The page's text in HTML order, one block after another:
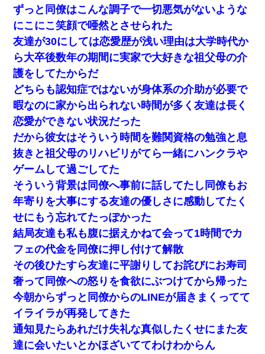
ずっと同僚はこんな調子で一切悪気がないような
にこにこ笑顔で唖然とさせられた
友達が30にしては恋愛歴が浅い理由は大学時代か
ら大卒後数年の期間に実家で大好きな祖父母の介
護をしてたからだ
どちらも認知症ではないが身体系の介助が必要で
暇なのに家から出られない時間が多く友達は長く
恋愛ができない状況だった
だから彼女はそういう時間を難関資格の勉強と息
抜きと祖父母のリハビリがてら一緒にハンクラや
ゲームして過ごしてた
そういう背景は同僚へ事前に話してたし同僚もお
年寄りを大事にする友達の優しさに感動してたく
せにもう忘れてたっぽかった
結局友達も私も腹に据えかねて会って1時間でカ
フェの代金を同僚に押し付けて解散
その後ひたすら友達に平謝りしてお詫びにお寿司
奢って同僚への怒りを食欲にぶつけてから帰った
今朝からずっと同僚からのLINEが届きまくってて
イライラが再発してきた
通知見たらあれだけ失礼な真似したくせにまた友
達に会いたいとかほざいててわけわからん